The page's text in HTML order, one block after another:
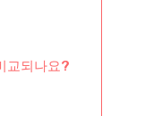
교되나요?